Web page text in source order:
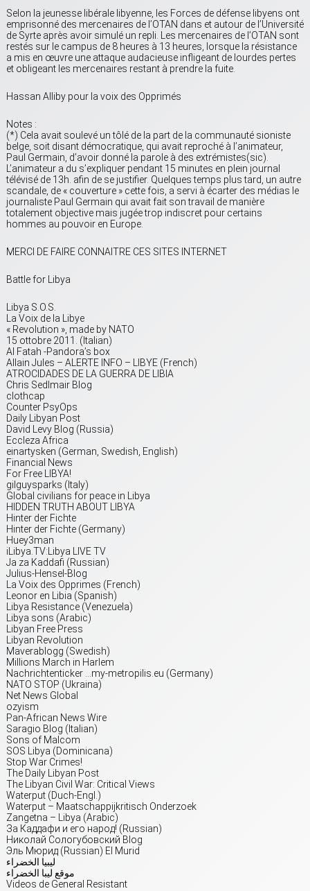
Selon la jeunesse libérale libyenne, les Forces de défense libyens ont
emprisonné des mercenaires de l’OTAN dans et autour de l’Université
de Syrte après avoir simulé un repli. Les mercenaires de l’OTAN sont
restés sur le campus de 8 heures à 13 heures, lorsque la résistance
a mis en œuvre une attaque audacieuse infligeant de lourdes pertes
et obligeant les mercenaires restant à prendre la fuite.
Hassan Alliby pour la voix des Opprimés
Notes :
(*) Cela avait soulevé un tôlé de la part de la communauté sioniste
belge, soit disant démocratique, qui avait reproché à l’animateur,
Paul Germain, d’avoir donné la parole à des extrémistes(sic).
L’animateur a du s’expliquer pendant 15 minutes en plein journal
télévisé de 13h. afin de se justifier. Quelques temps plus tard, un autre
scandale, de « couverture » cette fois, a servi à écarter des médias le
journaliste Paul Germain qui avait fait son travail de manière
totalement objective mais jugée trop indiscret pour certains
hommes au pouvoir en Europe.
MERCI DE FAIRE CONNAITRE CES SITES INTERNET
Battle for Libya
Libya S.O.S.
La Voix de la Libye
« Revolution », made by NATO
15 ottobre 2011. (Italian)
Al Fatah -Pandora’s box
Allain Jules – ALERTE INFO – LIBYE (French)
ATROCIDADES DE LA GUERRA DE LIBIA
Chris Sedlmair Blog
clothcap
Counter PsyOps
Daily Libyan Post
David Levy Blog (Russia)
Eccleza Africa
einartysken (German, Swedish, English)
Financial News
For Free LIBYA!
gilguysparks (Italy)
Global civilians for peace in Libya
HIDDEN TRUTH ABOUT LIBYA
Hinter der Fichte
Hinter der Fichte (Germany)
Huey3man
iLibya.TV:Libya LIVE TV
Ja za Kaddafi (Russian)
Julius-Hensel-Blog
La Voix des Opprimes (French)
Leonor en Libia (Spanish)
Libya Resistance (Venezuela)
Libya sons (Arabic)
Libyan Free Press
Libyan Revolution
Maverablogg (Swedish)
Millions March in Harlem
Nachrichtenticker …my-metropilis.eu (Germany)
NATO STOP (Ukraina)
Net News Global
ozyism
Pan-African News Wire
Saragio Blog (Italian)
Sons of Malcom
SOS Libya (Dominicana)
Stop War Crimes!
The Daily Libyan Post
The Libyan Civil War: Critical Views
Waterput (Duch-Engl.)
Waterput – Maatschappijkritisch Onderzoek
Zangetna – Libya (Arabic)
За Каддафи и его народ! (Russian)
Николай Сологубовский Blog
Эль Мюрид (Russian) El Murid
ليبيا الخضراء
موقع ليبا الخضراء
Videos de General Resistant